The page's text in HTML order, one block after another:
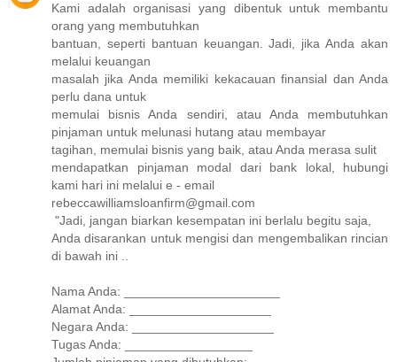
Kami adalah organisasi yang dibentuk untuk membantu
orang yang membutuhkan
bantuan, seperti bantuan keuangan. Jadi, jika Anda akan
melalui keuangan
masalah jika Anda memiliki kekacauan finansial dan Anda
perlu dana untuk
memulai bisnis Anda sendiri, atau Anda membutuhkan
pinjaman untuk melunasi hutang atau membayar
tagihan, memulai bisnis yang baik, atau Anda merasa sulit
mendapatkan pinjaman modal dari bank lokal, hubungi
kami hari ini melalui e - email
rebeccawilliamsloanfirm@gmail.com
"Jadi, jangan biarkan kesempatan ini berlalu begitu saja,
Anda disarankan untuk mengisi dan mengembalikan rincian
di bawah ini ..
Nama Anda: ______________________
Alamat Anda: ____________________
Negara Anda: ____________________
Tugas Anda: __________________